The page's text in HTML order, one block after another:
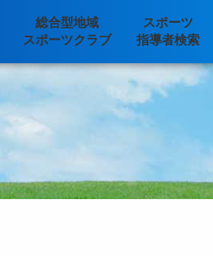
総合型地域
スポーツクラブ
スポーツ
指導者検索